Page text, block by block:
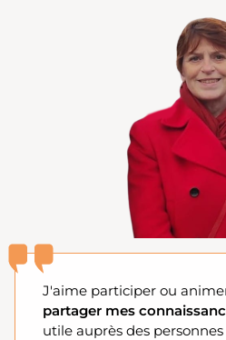
J'aime participer ou
partager mes
utile auprès des